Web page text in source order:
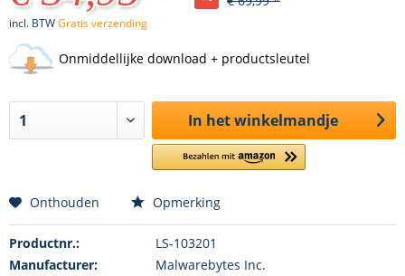
incl. BTWGratis verzending
Onmiddellijke download + productsleutel
In het winkelmandje
Onthouden Opmerking
Productnr.:
LS-103201
Manufacturer:
Malwarebytes Inc.